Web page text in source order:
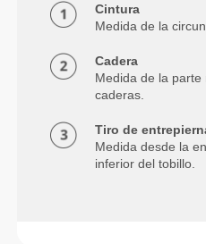
Cintura
Medida de la
Cadera
Medida de la
caderas.
Tiro de
Medida desde la
inferior del tobillo.